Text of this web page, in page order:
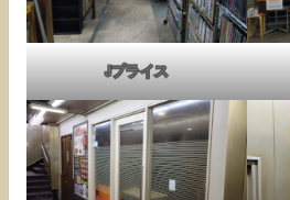
Jプライス